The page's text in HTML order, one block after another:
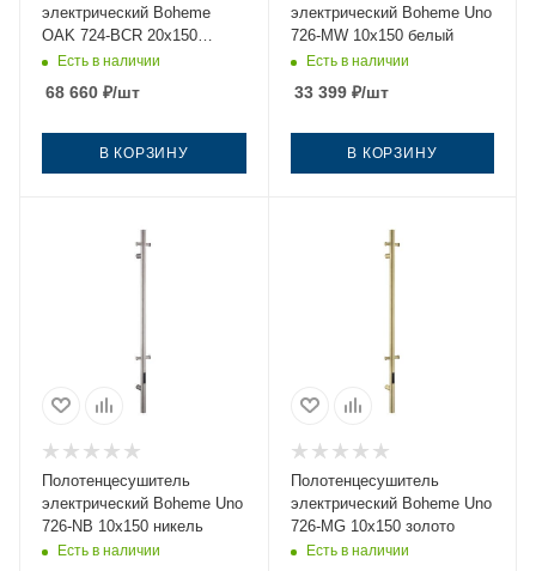
электрический Boheme
OAK 724-BCR 20х150
черный
Есть в наличии
68 660 ₽/шт
В КОРЗИНУ
электрический Boheme Uno
726-MW 10х150 белый
Есть в наличии
33 399₽/шт
В КОРЗИНУ
Полотенцесушитель
электрический Boheme Uno
726-NB 10х150 никель
Есть в наличии
Полотенцесушитель
электрический Boheme Uno
726-MG 10х150 золото
Есть в наличии